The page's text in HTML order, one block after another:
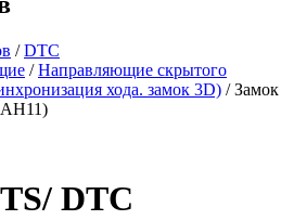
/DTC
/Направляющие скрытого
хода. замок 3D) / Замок
DTC